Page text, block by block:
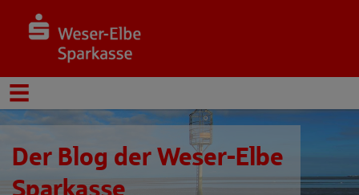
Der Blog der Weser-Elbe
Sparkasse